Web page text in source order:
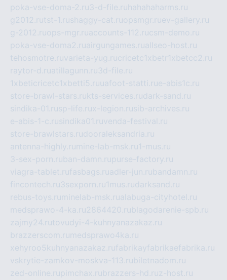
poka-vse-doma-2.ru3-d-file.ru hahahaharms.ru
g2012.rutst-1.rushaggy-cat.ruopsmgr.ruev-gallery.ru
g-2012.ruops-mgr.ruaccounts-112.rucsm-demo.ru
poka-vse-doma2.ruairgungames.ruallseo-host.ru
tehosmotre.ruvarieta-yug.rucricetc1xbetr1xbetcc2.ru
raytor-d.ruatillagunn.ru3d-file.ru
1xbeticricetc1xbetti5.ruuafoot-statti.rue-abis1c.ru
store-brawl-stars.rukts-services.rudark-sand.ru
sindika-01.rusp-life.rux-legion.rusib-archives.ru
e-abis-1-c.rusindika01.ruvenda-festival.ru
store-brawlstars.rudooraleksandria.ru
antenna-highly.ru mine-lab-msk.ru1-mus.ru
3-sex-porn.ruban-damn.rupurse-factory.ru
viagra-tablet.rufasbags.ruadler-jun.rubandamn.ru
fincontech.ru3sexporn.ru1mus.rudarksand.ru
rebus-toys.ru minelab-msk.rualabuga-cityhotel.ru
medsprawo-4-ka.ru2864420.rublagodarenie-spb.ru
zajmy24.rutovudyi-4-kuhnyanazakaz.ru
brazzerscom.ru medsprawo4ka.ru
xehyroo5kuhnyanazakaz.rufabrikayfabrikaefabrika.ru
vskrytie-zamkov-moskva-113.rubiletnadom.ru
zed-online.rupimchax.rubrazzers-hd.ruz-host.ru